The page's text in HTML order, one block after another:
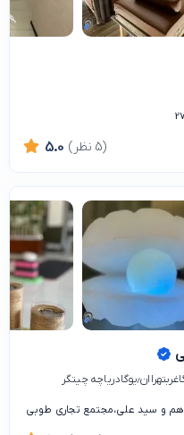
5.0 (5 نظر)
و سید علی،مجتمع تجاری طوبی